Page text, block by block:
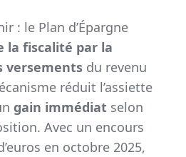
: le Plan d’Épargne
la fiscalité par la
versementsdu revenu
réduit l’assiette
gain immédiatselon
Avec un encours
en octobre 2025,